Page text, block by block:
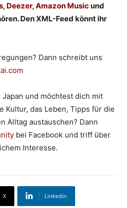
, Deezer,Amazon Musicund
Den XML-Feed könnt ihr
Dann schreibt uns
und möchtest dich mit
Kultur, das Leben, Tipps für die
Alltag austauschen? Dann
bei Facebook und triff über
Interesse.
X Linkedin